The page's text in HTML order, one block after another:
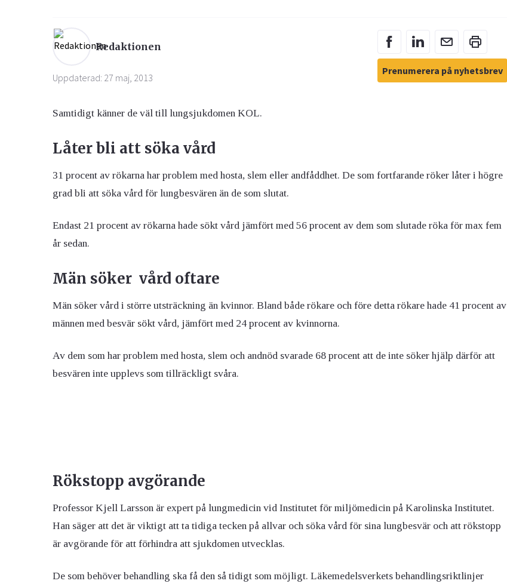
Ögon & Öron
Redaktionen
Uppdaterad: 27 maj, 2013
Prenumerera på nyhetsbrev
Samtidigt känner de väl till lungsjukdomen KOL.
Låter bli att söka vård
31 procent av rökarna har problem med hosta, slem eller andfåddhet. De som fortfarande röker låter i högre
grad bli att söka vård för lungbesvären än de som slutat.
Endast 21 procent av rökarna hade sökt vård jämfört med 56 procent av dem som slutade röka för max fem
år sedan.
Män söker vård oftare
Män söker vård i större utsträckning än kvinnor. Bland både rökare och före detta rökare hade 41 procent av
männen med besvär sökt vård, jämfört med 24 procent av kvinnorna.
Av dem som har problem med hosta, slem och andnöd svarade 68 procent att de inte söker hjälp därför att
besvären inte upplevs som tillräckligt svåra.
Rökstopp avgörande
Professor Kjell Larsson är expert på lungmedicin vid Institutet för miljömedicin på Karolinska Institutet.
Han säger att det är viktigt att ta tidiga tecken på allvar och söka vård för sina lungbesvär och att rökstopp
är avgörande för att förhindra att sjukdomen utvecklas.
De som behöver behandling ska få den så tidigt som möjligt. Läkemedelsverkets behandlingsriktlinjer